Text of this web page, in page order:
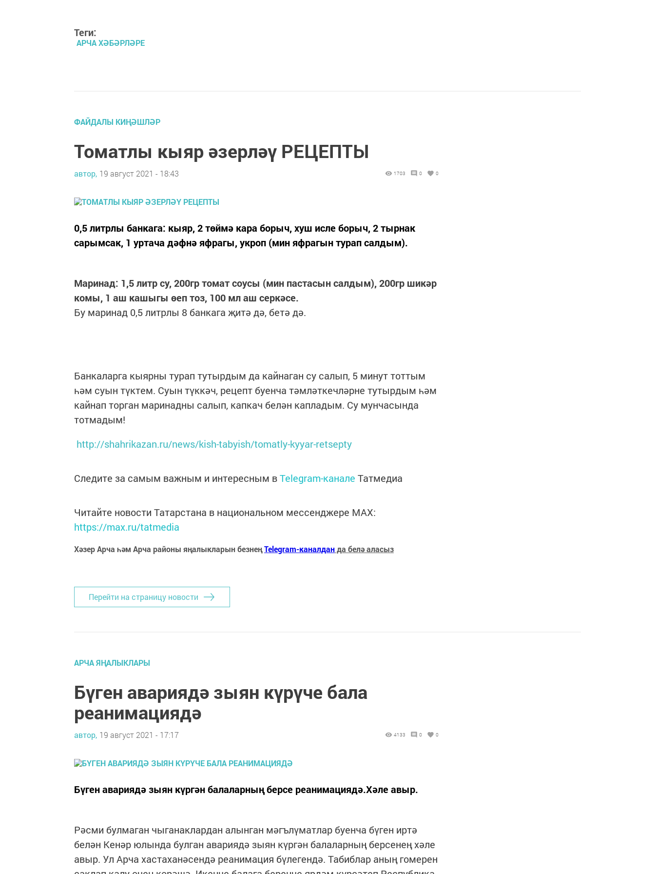
Теги:
АРЧА ХӘБӘРЛӘРЕ
ФАЙДАЛЫ КИҢӘШЛӘР
Томатлы кыяр әзерләү РЕЦЕПТЫ
автор, 19 август 2021 - 18:43 1703 0 0
0,5 литрлы банкага: кыяр, 2 төймә кара борыч, хуш исле борыч, 2 тырнак
сарымсак, 1 уртача дәфнә яфрагы, укроп (мин яфрагын турап салдым).
Маринад: 1,5 литр су, 200гр томат соусы (мин пастасын салдым), 200гр шикәр
комы, 1 аш кашыгы өеп тоз, 100 мл аш серкәсе.
Бу маринад 0,5 литрлы 8 банкага җитә дә, бетә дә.
Банкаларга кыярны турап тутырдым да кайнаган су салып, 5 минут тоттым
һәм суын түктем. Суын түккәч, рецепт буенча тәмләткечләрне тутырдым һәм
кайнап торган маринадны салып, капкач белән капладым. Су мунчасында
тотмадым!
http://shahrikazan.ru/news/kish-tabyish/tomatly-kyyar-retsepty
Следите за самым важным и интересным вTelegram-канале Татмедиа
Читайте новости Татарстана в национальном мессенджере MАХ:
https://max.ru/tatmedia
Хәзер Арча һәм Арча районы яңалыкларын безнеңTelegram-каналданда белә аласыз
Перейти на страницу новости
АРЧА ЯҢАЛЫКЛАРЫ
Бүген авариядә зыян күрүче бала
реанимациядә
автор, 19 август 2021 - 17:17 4133 0 0
Бүген авариядә зыян күргән балаларның берсе реанимациядә.Хәле авыр.
Рәсми булмаган чыганаклардан алынган мәгълүматлар буенча бүген иртә
белән Кенәр юлында булган авариядә зыян күргән балаларның берсенең хәле
авыр. Ул Арча хастаханәсендә реанимация бүлегендә. Табиблар аның гомерен